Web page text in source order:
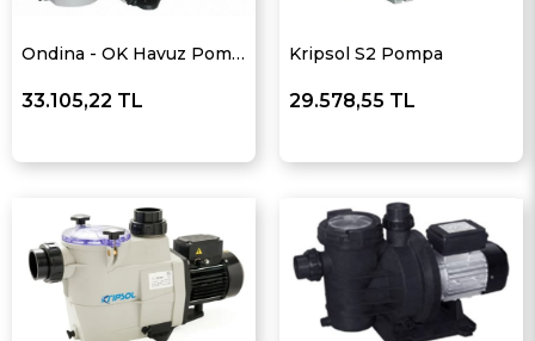
Ondina - OK Havuz Pompası
33.105,22 TL
Kripsol S2 Pompa
29.578,55 TL